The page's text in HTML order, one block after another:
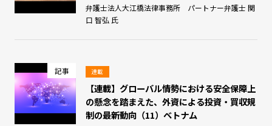
弁護士法人大江橋法律事務所 パートナー弁護士 関
口 智弘 氏
記事 連載
【連載】グローバル情勢における安全保障上
の懸念を踏まえた、外資による投資・買収規
制の最新動向（11）ベトナム